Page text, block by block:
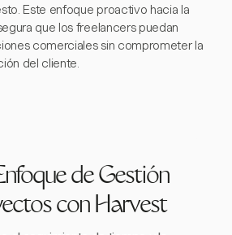
Este enfoque proactivo hacia la
que los freelancers puedan
comerciales sin comprometer la
del cliente.
de Gestión
con Harvest